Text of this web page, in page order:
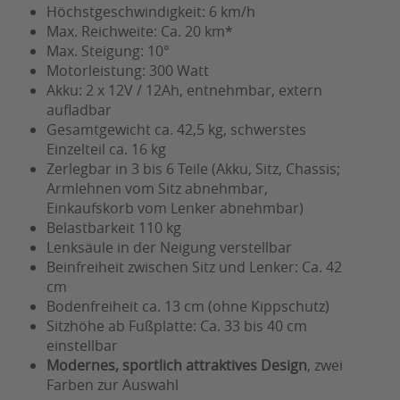
Höchstgeschwindigkeit: 6 km/h
Max. Reichweite: Ca. 20 km*
Max. Steigung: 10°
Motorleistung: 300 Watt
Akku: 2 x 12V / 12Ah, entnehmbar, extern
aufladbar
Gesamtgewicht ca. 42,5 kg, schwerstes
Einzelteil ca. 16 kg
Zerlegbar in 3 bis 6 Teile (Akku, Sitz, Chassis;
Armlehnen vom Sitz abnehmbar,
Einkaufskorb vom Lenker abnehmbar)
Belastbarkeit 110 kg
Lenksäule in der Neigung verstellbar
Beinfreiheit zwischen Sitz und Lenker: Ca. 42
cm
Bodenfreiheit ca. 13 cm (ohne Kippschutz)
Sitzhöhe ab Fußplatte: Ca. 33 bis 40 cm
einstellbar
Modernes, sportlich attraktives Design, zwei
Farben zur Auswahl